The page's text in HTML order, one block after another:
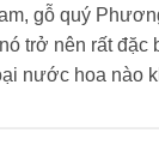
gỗ quý
trở nên rất đặc
nước hoa nào